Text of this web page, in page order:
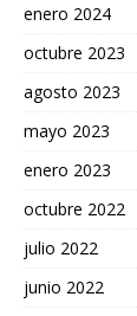
enero 2024
octubre 2023
agosto 2023
mayo 2023
enero 2023
octubre 2022
julio 2022
junio 2022